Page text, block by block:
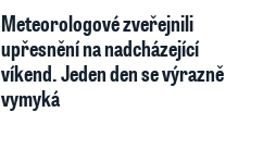
Meteorologové zveřejnili
upřesnění na nadcházející
víkend. Jeden den se výrazně
vymyká